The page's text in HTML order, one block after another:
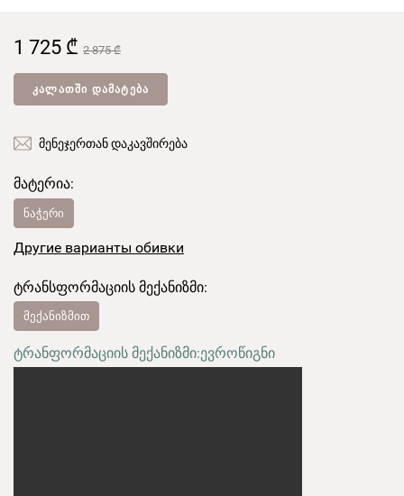
1 725 ₾ 2 875 ₾
ᲙᲐᲚᲐᲗᲨᲘ ᲓᲐᲛᲐᲢᲔᲑᲐ
მენეჯერთან დაკავშირება
მატერია:
ნაჭერი
Другие варианты обивки
ტრანსფორმაციის მექანიზმი:
მექანიზმით
ტრანფორმაციის მექანიზმი:ევროწიგნი